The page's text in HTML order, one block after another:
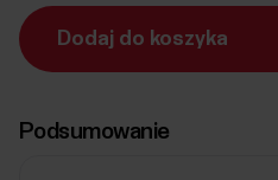
Dodaj do koszyka
Podsumowanie